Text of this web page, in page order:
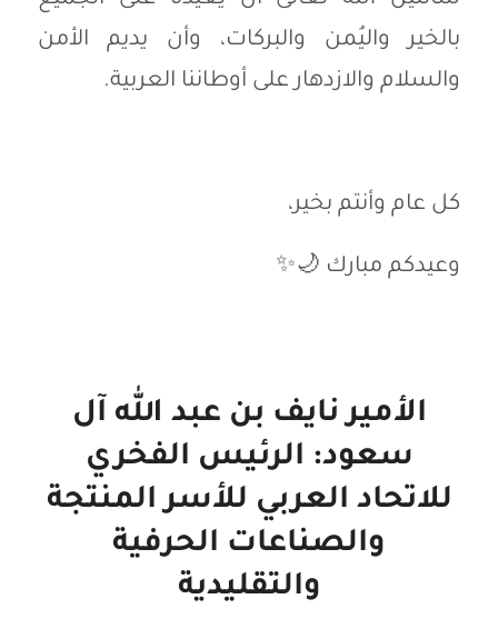
بالخير واليُمن والبركات، وأن يديم الأمن
والسلام والازدهار على أوطاننا العربية.
كل عام وأنتم بخير،
وعيدكم مبارك 🌙✨
الأمير نايف بن عبد الله آل
سعود: الرئيس الفخري
للاتحاد العربي للأسر المنتجة
والصناعات الحرفية
والتقليدية